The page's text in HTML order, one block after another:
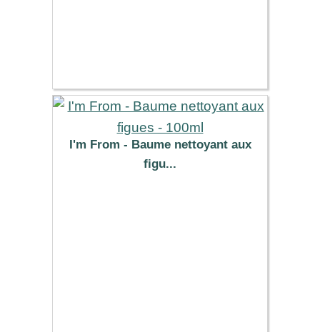
I'm From - Baume nettoyant aux
figu...